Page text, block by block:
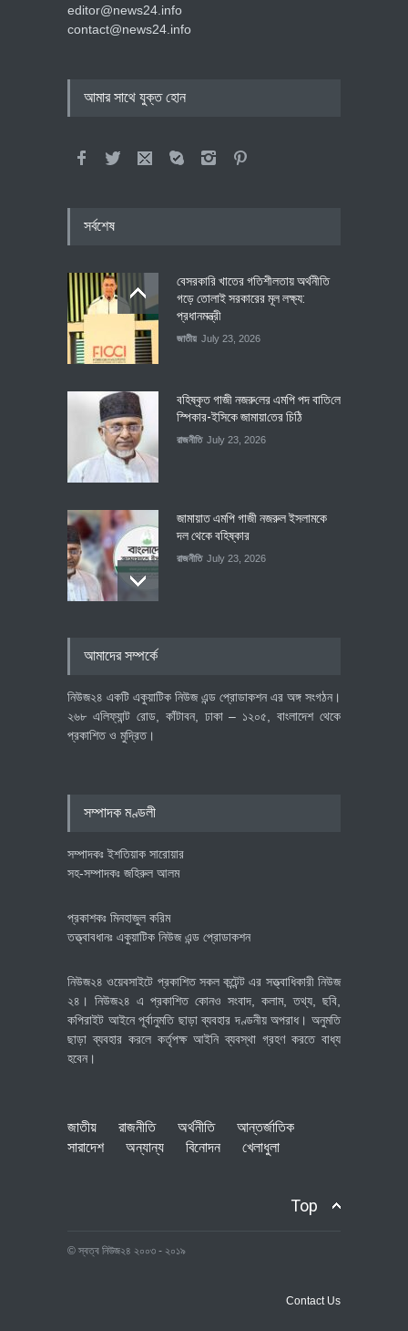
editor@news24.info
contact@news24.info
আমার সাথে যুক্ত হোন
সর্বশেষ
বেসরকারি খাতের গতিশীলতায় অর্থনীতি
গড়ে তোলাই সরকারের মূল লক্ষ্য:
প্রধানমন্ত্রী
জাতীয় July 23, 2026
বহিষ্কৃত গাজী নজরু‌লের এম‌পি পদ বা‌তি‌লে
স্পিকার-ইসিকে জামায়া‌তের চি‌ঠি
রাজনীতি July 23, 2026
জামায়াত এমপি গাজী নজরুল ইসলামকে
দল থেকে বহিষ্কার
রাজনীতি July 23, 2026
আমাদের সম্পর্কে
নিউজ২৪ একটি একুয়াটিক নিউজ এন্ড প্রোডাকশন এর অঙ্গ সংগঠন।
২৬৮ এলিফ্যান্ট রোড, কাঁটাবন, ঢাকা – ১২০৫, বাংলাদেশ থেকে
প্রকাশিত ও মুদ্রিত।
সম্পাদক মণ্ডলী
সম্পাদকঃ ইশতিয়াক সারোয়ার
সহ-সম্পাদকঃ জহিরুল আলম
প্রকাশকঃ মিনহাজুল করিম
তত্ত্বাবধানঃ একুয়াটিক নিউজ এন্ড প্রোডাকশন
নিউজ২৪ ওয়েবসাইটে প্রকাশিত সকল কন্টেন্ট এর সত্ত্বাধিকারী নিউজ
২৪। নিউজ২৪ এ প্রকাশিত কোনও সংবাদ, কলাম, তথ্য, ছবি,
কপিরাইট আইনে পূর্বানুমতি ছাড়া ব্যবহার দণ্ডনীয় অপরাধ। অনুমতি
ছাড়া ব্যবহার করলে কর্তৃপক্ষ আইনি ব্যবস্থা গ্রহণ করতে বাধ্য
হবেন।
জাতীয় রাজনীতি অর্থনীতি
আন্তর্জাতিক
সারাদেশ
অন্যান্য বিনোদন খেলাধুলা
Top
© স্বত্ব নিউজ২৪ ২০০৩ - ২০১৯
Contact Us